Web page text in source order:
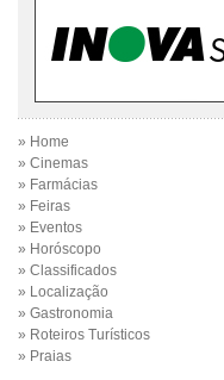
» Home
» Cinemas
» Farmácias
» Feiras
» Eventos
» Horóscopo
» Classificados
» Localização
» Gastronomia
» Roteiros Turísticos
» Praias